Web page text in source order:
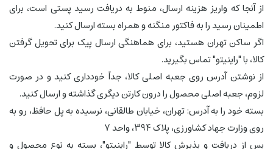
از آنجا که واریز هزینه ارسال، منوط به دریافت رسید پستی است، برای
اطمینان رسید را به فاکتور منگنه و همراه بسته ارسال کنید.
اگر ساکن تهران هستید، برای هماهنگی ارسال پیک برای تحویل گرفتن
کالا، با "راینیتو" تماس بگیرید.
از نوشتن آدرس روی جعبه اصلی کالا، جداً خودداری کنید و در صورت
لزوم، جعبه اصلی محصول را درون کارتن دیگری گذاشته و ارسال کنید.
بسته خود را به آدرس: تهران، خیابان طالقانی، نرسیده به پل حافظ، رو به
روی وزارت جهاد کشاورزی، پلاک 394، واحد 7
پس از دریافت و پذیرش کالا توسط "راینیتو"، بسته به نوع محصول و